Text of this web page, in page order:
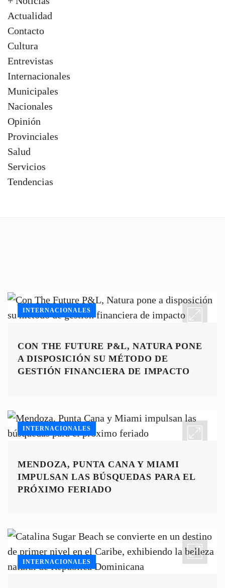
Actualidad
Contacto
Cultura
Entrevistas
Internacionales
Municipales
Nacionales
Opinión
Provinciales
Salud
Servicios
Tendencias
INTERNACIONALES
CON THE FUTURE P&L, NATURA PONE
A DISPOSICIÓN SU MÉTODO DE
GESTIÓN FINANCIERA DE IMPACTO
INTERNACIONALES
MENDOZA, PUNTA CANA Y MIAMI
IMPULSAN LAS BÚSQUEDAS PARA EL
PRÓXIMO FERIADO
INTERNACIONALES